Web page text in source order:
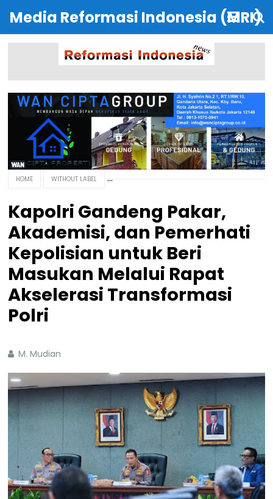
Media Reformasi Indonesia (MRI)
HOME WITHOUT LABEL
Kapolri Gandeng Pakar,
Akademisi, dan Pemerhati
Kepolisian untuk Beri
Masukan Melalui Rapat
Akselerasi Transformasi
Polri
M. Mudian